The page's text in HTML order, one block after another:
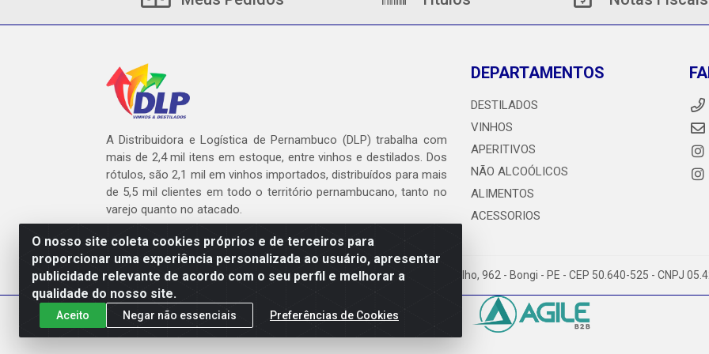
O nosso site coleta cookies próprios e de terceiros para
proporcionar uma experiência personalizada ao usuário, apresentar
publicidade relevante de acordo com o seu perfil e melhorar a
qualidade do nosso site.
Aceito Negar não essenciais Preferências de Cookies
A Distribuidora e Logística de Pernambuco (DLP) trabalha com
mais de 2,4 mil itens em estoque, entre vinhos e destilados. Dos
rótulos, são 2,1 mil em vinhos importados, distribuídos para mais
de 5,5 mil clientes em todo o território pernambucano, tanto no
varejo quanto no atacado.
DEPARTAMENTOS
DESTILADOS
VINHOS
APERITIVOS
NÃO ALCOÓLICOS
ALIMENTOS
ACESSORIOS
DLP - AV. Engenheiro Abdias de Carvalho, 962 - Bongi - PE - CEP 50.640-525 - CNPJ